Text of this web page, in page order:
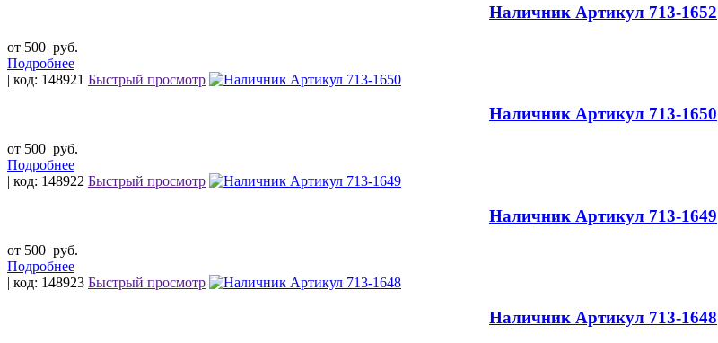
Наличник Артикул 713-1652
от 500 руб.
Подробнее
| код: 148921 Быстрый просмотр
Наличник Артикул 713-1650
от 500 руб.
Подробнее
| код: 148922 Быстрый просмотр
Наличник Артикул 713-1649
от 500 руб.
Подробнее
| код: 148923 Быстрый просмотр
Наличник Артикул 713-1648